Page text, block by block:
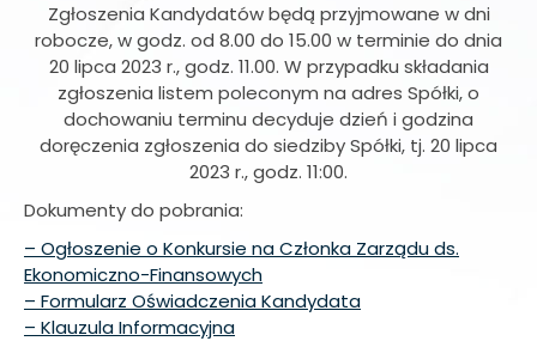
Zgłoszenia Kandydatów będą przyjmowane w dni
robocze, w godz. od 8.00 do 15.00 w terminie do dnia
20 lipca 2023 r., godz. 11.00. W przypadku składania
zgłoszenia listem poleconym na adres Spółki, o
dochowaniu terminu decyduje dzień i godzina
doręczenia zgłoszenia do siedziby Spółki, tj. 20 lipca
2023 r., godz. 11:00.
Dokumenty do pobrania:
– Ogłoszenie o Konkursie na Członka Zarządu ds.
Ekonomiczno-Finansowych
– Formularz Oświadczenia Kandydata
– Klauzula Informacyjna